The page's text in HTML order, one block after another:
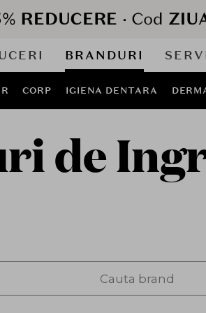
BRANDURI
CORP IGIENA DENTARA
de